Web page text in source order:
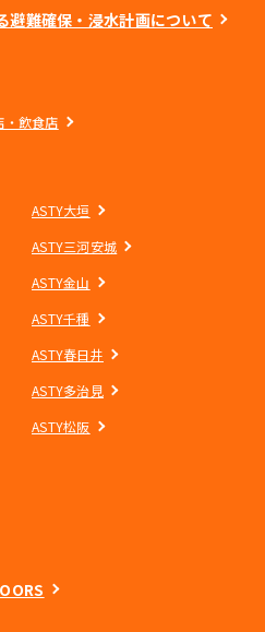
避難確保・浸水計画について
・飲食店
ASTY大垣
ASTY三河安城
ASTY金山
ASTY千種
ASTY春日井
ASTY多治見
ASTY松阪